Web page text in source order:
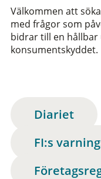
Välkommen att
med frågor som
bidrar till en
konsumentskyddet.
Diariet
FI:s